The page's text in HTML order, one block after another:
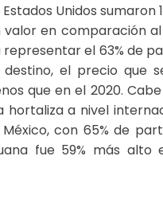
Unidos sumaron
valor en comparación
el 63% de
el precio que
que en el 2020.
a nivel
con 65% de
fue 59% más